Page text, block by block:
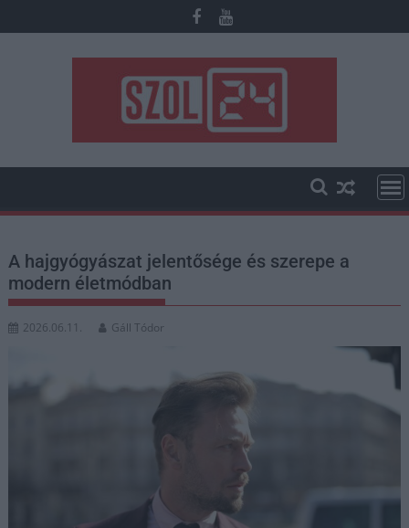
to
A hajgyógyászat jelentősége és szerepe a
modern életmódban
2026.06.11. Gáll Tódor